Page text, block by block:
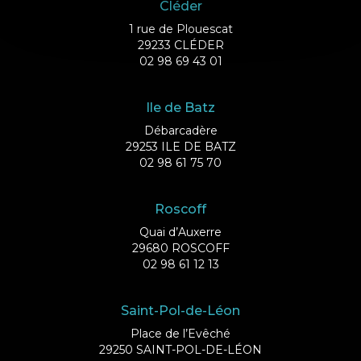
Cléder
1 rue de Plouescat
29233 CLÉDER
02 98 69 43 01
Ile de Batz
Débarcadère
29253 ILE DE BATZ
02 98 61 75 70
Roscoff
Quai d’Auxerre
29680 ROSCOFF
02 98 61 12 13
Saint-Pol-de-Léon
Place de l’Evêché
29250 SAINT-POL-DE-LÉON